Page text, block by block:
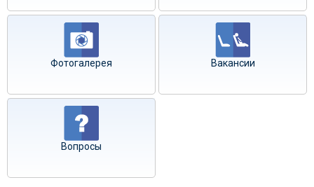
Фотогалерея Вакансии
Вопросы